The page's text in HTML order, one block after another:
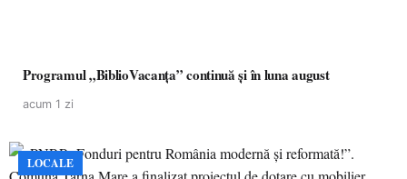
Programul „BiblioVacanța” continuă și în luna august
acum 1 zi
LOCALE